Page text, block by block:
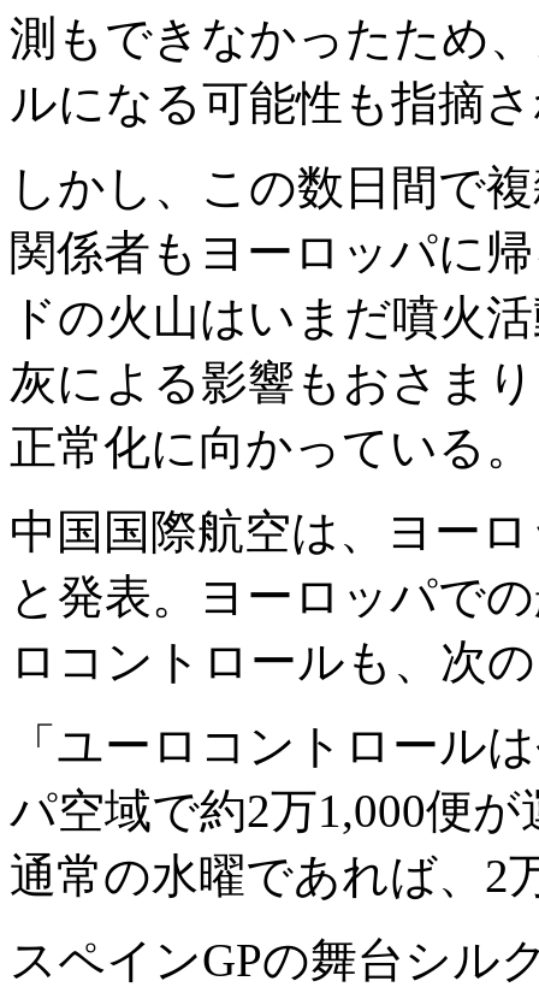
測もできなかったため
ルになる可能性も指摘
しかし、この数日間で
関係者もヨーロッパに
ドの火山はいまだ噴火
灰による影響もおさま
正常化に向かっている。
中国国際航空は、ヨー
と発表。ヨーロッパで
ロコントロールも、次
「ユーロコントロール
パ空域で約2万1,000便
通常の水曜であれば、2
スペインGPの舞台シル